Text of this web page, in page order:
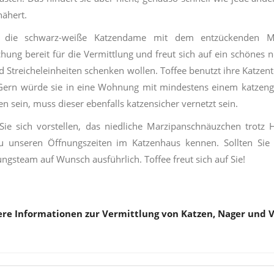
schwarz-weiße Katzendame mit dem entzückenden
bereit für die Vermittlung und freut sich auf ein schönes
Streicheleinheiten schenken wollen. Toffee benutzt ihre
würde sie in eine Wohnung mit mindestens einem
sein, muss dieser ebenfalls katzensicher vernetzt sein.
sich vorstellen, das niedliche Marzipanschnäuzchen trotz
unseren Öffnungszeiten im Katzenhaus kennen. Sollten
auf Wunsch ausführlich. Toffee freut sich auf Sie!
Informationen zur Vermittlung von Katzen, Nager und